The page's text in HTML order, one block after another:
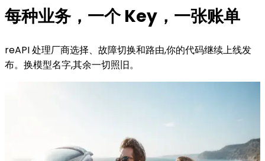
每种业务，一个 Key，一张账单
reAPI 处理厂商选择、故障切换和路由,你的代码继续上线发
布。换模型名字,其余一切照旧。
AI 视频生成 API：Veo、Seedance、Kling